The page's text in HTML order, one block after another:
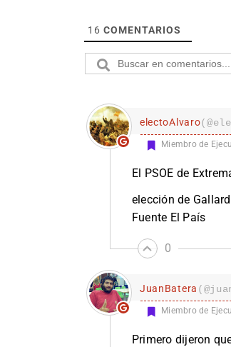
16 COMENTARIOS
electoAlvaro
Miembro de
El PSOE de
elección de
Fuente El País
0
JuanBatera
Miembro de
Primero dijeron